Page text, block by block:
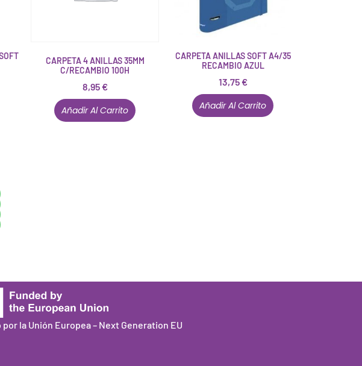
CARPETA 4 ANILLAS 35MM
C/RECAMBIO 100H
8,95 €
Añadir Al Carrito
CARPETA ANILLAS SOFT A4/35
RECAMBIO AZUL
13,75 €
Añadir Al Carrito
la Unión Europea – Next Generation EU